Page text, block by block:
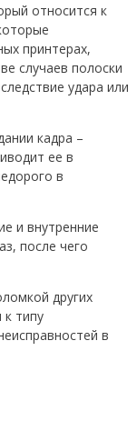
относится к
принтерах,
случаев полоски
удара или
кадра –
ее в
в
и внутренние
после чего
других
типу
в